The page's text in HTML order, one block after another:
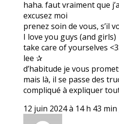
haha. faut vraiment que
excusez moi
prenez soin de vous, s’il
I love you guys (and girls)
take care of yourselves
lee ✰
d’habitude je vous
mais là, il se passe des
compliqué à expliquer
12 juin 2024 à 14 h 43 min